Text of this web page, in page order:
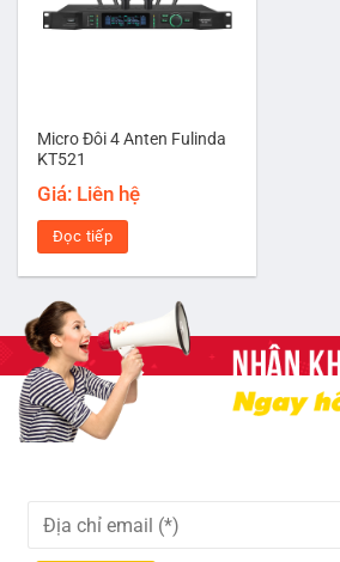
Micro Đôi 4 Anten Fulinda
KT521
Giá: Liên hệ
Đọc tiếp